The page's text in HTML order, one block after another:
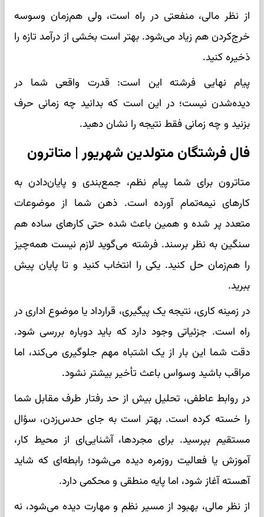
از نظر مالی، منفعتی در راه است، ولی هم‌زمان وسوسه
خرج‌کردن هم زیاد می‌شود. بهتر است بخشی از درآمد تازه را
ذخیره کنید.
پیام نهایی فرشته این است: قدرت واقعی شما در
دیده‌شدن نیست؛ در این است که بدانید چه زمانی حرف
بزنید و چه زمانی فقط نتیجه را نشان دهید.
فال فرشتگان متولدین شهریور | متاترون
متاترون برای شما پیام نظم، جمع‌بندی و پایان‌دادن به
کارهای نیمه‌تمام آورده است. ذهن شما از موضوعات
متعدد پر شده و همین باعث شده حتی کارهای ساده هم
سنگین به نظر برسند. فرشته می‌گوید لازم نیست همه‌چیز
را هم‌زمان حل کنید. یکی را انتخاب کنید و تا پایان پیش
ببرید.
در زمینه کاری، نتیجه یک پیگیری، قرارداد یا موضوع اداری در
راه است. جزئیاتی وجود دارد که باید دوباره بررسی شود.
دقت شما این بار از یک اشتباه مهم جلوگیری می‌کند، اما
مراقب باشید وسواس باعث تأخیر بیشتر نشود.
در روابط عاطفی، تحلیل بیش از حد رفتار طرف مقابل شما
را خسته کرده است. بهتر است به جای حدس‌زدن، سؤال
مستقیم بپرسید. برای مجردها، آشنایی‌ای از محیط کار،
آموزش یا فعالیت روزمره دیده می‌شود؛ رابطه‌ای که شاید
آهسته آغاز شود، اما پایه منطقی و محکمی دارد.
از نظر مالی، بهبود از مسیر نظم و مهارت دیده می‌شود، نه